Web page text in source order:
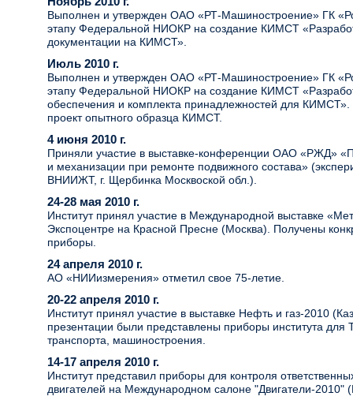
Выполнен и утвержден ОАО «РТ-Машиностроение» ГК
этапу Федеральной НИОКР на создание КИМСТ
документации на КИМСТ».
Июль 2010 г.
Выполнен и утвержден ОАО «РТ-Машиностроение» ГК
этапу Федеральной НИОКР на создание КИМСТ
обеспечения и комплекта принадлежностей для КИМСТ».
проект опытного образца КИМСТ.
4 июня 2010 г.
Приняли участие в выставке-конференции ОАО «РЖД»
и механизации при ремонте подвижного состава»
ВНИИЖТ, г. Щербинка Москвоской обл.).
24-28 мая 2010 г.
Институт принял участие в Международной выставке
Экспоцентре на Красной Пресне (Москва). Получены
приборы.
24 апреля 2010 г.
АО «НИИизмерения» отметил свое 75-летие.
20-22 апреля 2010 г.
Институт принял участие в выставке Нефть и газ-2010
презентации были представлены приборы института для
транспорта, машиностроения.
14-17 апреля 2010 г.
Институт представил приборы для контроля
двигателей на Международном салоне "Двигатели-2010"